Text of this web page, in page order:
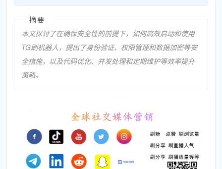
摘要
本文探讨了在确保安全性的前提下，如何高效启动和使用
TG刷机器人，提出了身份验证、权限管理和数据加密等安
全措施，以及代码优化、并发处理和定期维护等效率提升
策略。